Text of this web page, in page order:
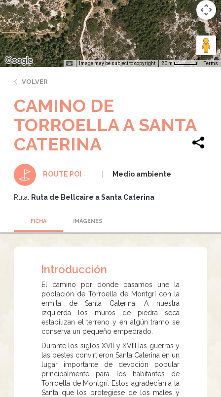
Image may be subject to copyright 20 m Terms
VOLVER
CAMINO DE
TORROELLA A SANTA
CATERINA
ROUTE POI Medio ambiente
Ruta: Ruta de Bellcaire a Santa Caterina
FICHA IMÁGENES
Introducción
​​​​​El camino por donde pasamos une la
población de Torroella de Montgrí con la
ermita de Santa Caterina. A nuestra
izquierda los muros de piedra seca
estabilizan el terreno y en algún tramo se
conserva un pequeño empedrado.
Durante los siglos XVII y XVIII las guerras y
las pestes convirtieron Santa Caterina en un
lugar importante de devoción popular
principalmente para los habitantes de
Torroella de Montgrí. Estos agradecían a la
Santa que los protegiese de los males y